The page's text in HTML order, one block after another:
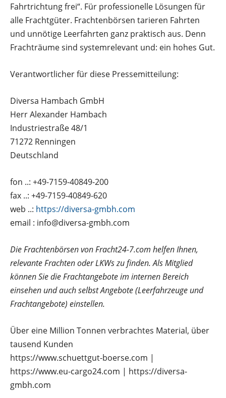
Fahrtrichtung frei“. Für professionelle Lösungen für
alle Frachtgüter. Frachtenbörsen tarieren Fahrten
und unnötige Leerfahrten ganz praktisch aus. Denn
Frachträume sind systemrelevant und: ein hohes Gut.
Verantwortlicher für diese Pressemitteilung:
Diversa Hambach GmbH
Herr Alexander Hambach
Industriestraße 48/1
71272 Renningen
Deutschland
fon ..: +49-7159-40849-200
fax ..: +49-7159-40849-620
web ..: https://diversa-gmbh.com
email : info@diversa-gmbh.com
Die Frachtenbörsen von Fracht24-7.com helfen Ihnen,
relevante Frachten oder LKWs zu finden. Als Mitglied
können Sie die Frachtangebote im internen Bereich
einsehen und auch selbst Angebote (Leerfahrzeuge und
Frachtangebote) einstellen.
Über eine Million Tonnen verbrachtes Material, über
tausend Kunden
https://www.schuettgut-boerse.com |
https://www.eu-cargo24.com | https://diversa-
gmbh.com